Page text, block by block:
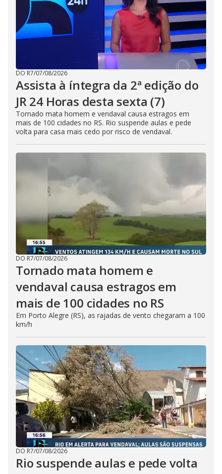
DO R7/07/08/2026
Assista à íntegra da 2ª edição do
JR 24 Horas desta sexta (7)
Tornado mata homem e vendaval causa estragos em
mais de 100 cidades no RS. Rio suspende aulas e pede
volta para casa mais cedo por risco de vendaval.
DO R7/07/08/2026
Tornado mata homem e
vendaval causa estragos em
mais de 100 cidades no RS
Em Porto Alegre (RS), as rajadas de vento chegaram a 100
km/h
DO R7/07/08/2026
Rio suspende aulas e pede volta